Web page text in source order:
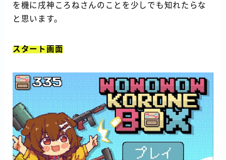
を機に戌神ころねさんのことを少しでも知れたらな
と思います。
スタート画面